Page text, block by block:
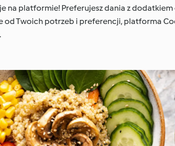
na platformie! Preferujesz dania z dodatkiem
od Twoich potrzeb i preferencji, platforma
.